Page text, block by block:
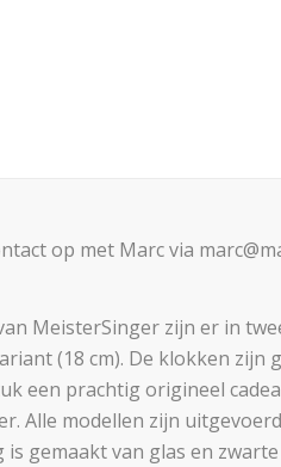
op met Marc via
MeisterSinger zijn er in
(18 cm). De klokken zijn
een prachtig origineel
Alle modellen zijn
gemaakt van glas en